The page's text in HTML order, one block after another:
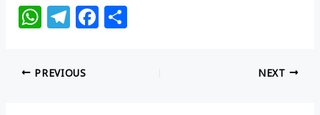
W
at
s
T
e
g
F
PREVIOUS NEXT